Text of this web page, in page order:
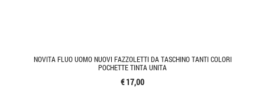
NOVITA FLUO UOMO NUOVI FAZZOLETTI DA TASCHINO TANTI COLORI
POCHETTE TINTA UNITA
€ 17,00